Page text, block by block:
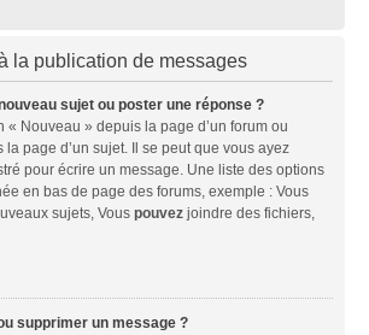
la publication de messages
sujet ou poster une réponse ?
« Nouveau » depuis la page d’un forum ou
page d’un sujet. Il se peut que vous ayez
pour écrire un message. Une liste des options
en bas de page des forums, exemple : Vous
sujets, Vous pouvez joindre des fichiers,
supprimer un message ?